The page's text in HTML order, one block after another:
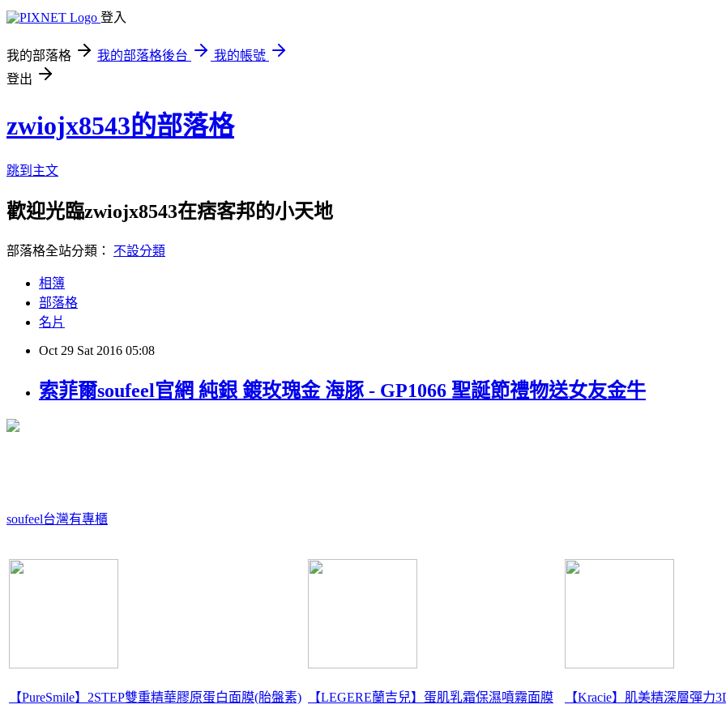
登入
我的部落格 我的部落格後台
我的帳號
登出
zwiojx8543的部落格
跳到主文
歡迎光臨zwiojx8543在痞客邦的小天地
部落格全站分類： 不設分類
相簿
部落格
名片
Oct 29 Sat 2016 05:08
索菲爾soufeel官網 純銀 鍍玫瑰金 海豚 - GP1066 聖誕節禮物送女友金牛
soufeel台灣有專櫃
【PureSmile】2STEP雙重精華膠原蛋白面膜(胎盤素) 【LEGERE蘭吉兒】蛋肌乳霜保濕噴霧面膜 【Kracie】肌美精深層彈力